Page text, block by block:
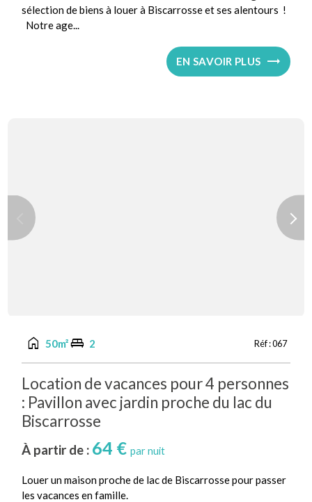
sélection de biens à louer à Biscarrosse et ses alentours !
Notre age...
EN SAVOIR PLUS
Previous Next
home 50m²king_bed 2 Réf :067
Location de vacances pour 4 personnes
: Pavillon avec jardin proche du lac du
Biscarrosse
À partir de : 64 €par nuit
Louer un maison proche de lac de Biscarrosse pour passer
les vacances en famille.